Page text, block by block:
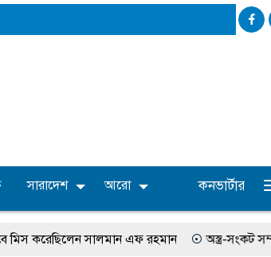
সারাদেশ আরো কনভার্টার
সালমান এফ রহমান অস্ত্র-সংকট সম্পর্কে